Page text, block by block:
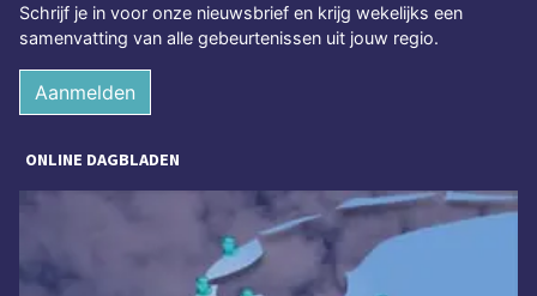
Schrijf je in voor onze nieuwsbrief en krijg wekelijks een
samenvatting van alle gebeurtenissen uit jouw regio.
Aanmelden
ONLINE DAGBLADEN